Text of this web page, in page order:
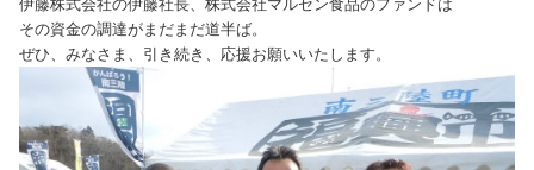
伊藤株式会社の伊藤社長、株式会社マルセン食品のファンドは
その資金の調達がまだまだ道半ば。
ぜひ、みなさま、引き続き、応援お願いいたします。